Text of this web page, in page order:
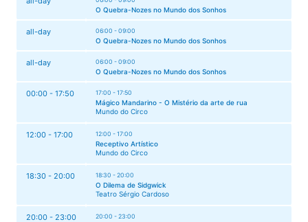
O Quebra-Nozes no Mundo dos Sonhos
all-day 06:00 - 09:00
O Quebra-Nozes no Mundo dos Sonhos
all-day 06:00 - 09:00
O Quebra-Nozes no Mundo dos Sonhos
00:00 - 17:50 17:00 - 17:50
Mágico Mandarino - O Mistério da arte de rua
Mundo do Circo
12:00 - 17:00 12:00 - 17:00
Receptivo Artístico
Mundo do Circo
18:30 - 20:00 18:30 - 20:00
O Dilema de Sidgwick
Teatro Sérgio Cardoso
20:00 - 23:00 20:00 - 23:00